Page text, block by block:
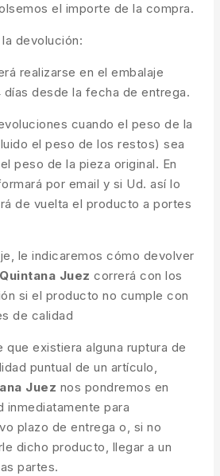
el importe de la compra.
devolución:
realizarse en el embalaje
días desde la fecha de entrega.
cuando el peso de la
el peso de los restos) sea
peso de la pieza original. En
por email y si Ud. así lo
de vuelta el producto a portes
le indicaremos cómo devolver
Juez correrá con los
si el producto no cumple con
de calidad
que existiera alguna ruptura de
puntual de un artículo,
Juez nos pondremos en
para
plazo de entrega o, si no
dicho producto, llegar a un
partes.